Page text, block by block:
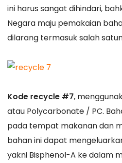
ini harus sangat dihindari,
Negara maju pemakaian
dilarang termasuk salah
Kode recycle #7,
atau Polycarbonate / PC.
pada tempat makanan dan
bahan ini dapat
yakni Bisphenol-A ke dalam